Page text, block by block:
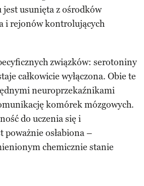
jest usunięta z ośrodków
i rejonów kontrolujących
związków: serotoniny
całkowicie wyłączona. Obie te
neuroprzekaźnikami
komórek mózgowych.
do uczenia się i
poważnie osłabiona –
chemicznie stanie